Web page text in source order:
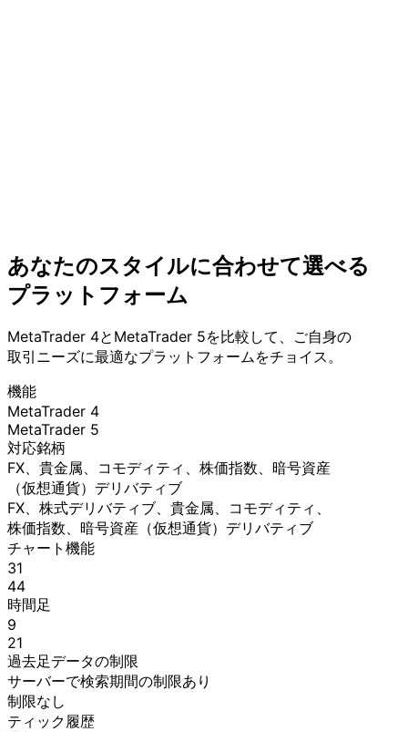
あなたのスタイルに合わせて選べる
プラットフォーム
MetaTrader 4と MetaTrader 5を比較して、 ご自身の
取引ニーズに最適なプラットフォームをチョイス。
機能
MetaTrader 4
MetaTrader 5
対応銘柄
FX、 貴金属、 コモディティ、 株価指数、 暗号資産
（仮想通貨） デリバティブ
FX、 株式デリバティブ、 貴金属、 コモディティ、
株価指数、 暗号資産 （仮想通貨） デリバティブ
チャート機能
31
44
時間足
9
21
過去足データの制限
サーバーで検索期間の制限あり
制限なし
ティック履歴